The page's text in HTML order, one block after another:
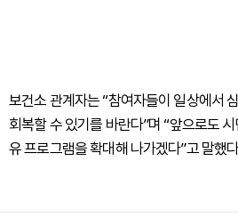
보건소 관계자는 “참여자들이 일상에서
회복할 수 있기를 바란다”며 “앞으로도
유 프로그램을 확대해 나가겠다”고 말했